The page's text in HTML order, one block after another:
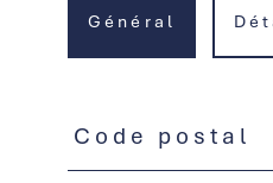
Général
Code postal